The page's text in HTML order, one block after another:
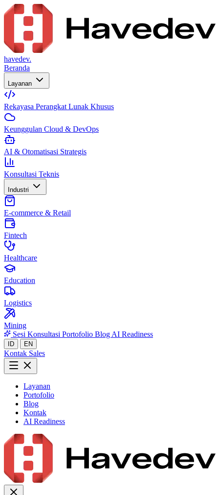
havedev.
Beranda
Layanan
Rekayasa Perangkat Lunak Khusus
Keunggulan Cloud & DevOps
AI & Otomatisasi Strategis
Konsultasi Teknis
Industri
E-commerce & Retail
Fintech
Healthcare
Education
Logistics
Mining
Sesi Konsultasi Portofolio Blog AI Readiness
ID EN
Kontak Sales
Layanan
Portofolio
Blog
Kontak
AI Readiness